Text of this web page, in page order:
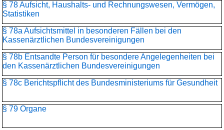
§ 78 Aufsicht, Haushalts- und Rechnungswesen, Vermögen,
Statistiken
§ 78a Aufsichtsmittel in besonderen Fällen bei den
Kassenärztlichen Bundesvereinigungen
§ 78b Entsandte Person für besondere Angelegenheiten bei
den Kassenärztlichen Bundesvereinigungen
§ 78c Berichtspflicht des Bundesministeriums für Gesundheit
§ 79 Organe